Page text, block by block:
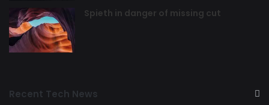
Spieth in danger of missing cut
Recent Tech News